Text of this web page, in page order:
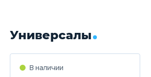
Универсалы
В наличии